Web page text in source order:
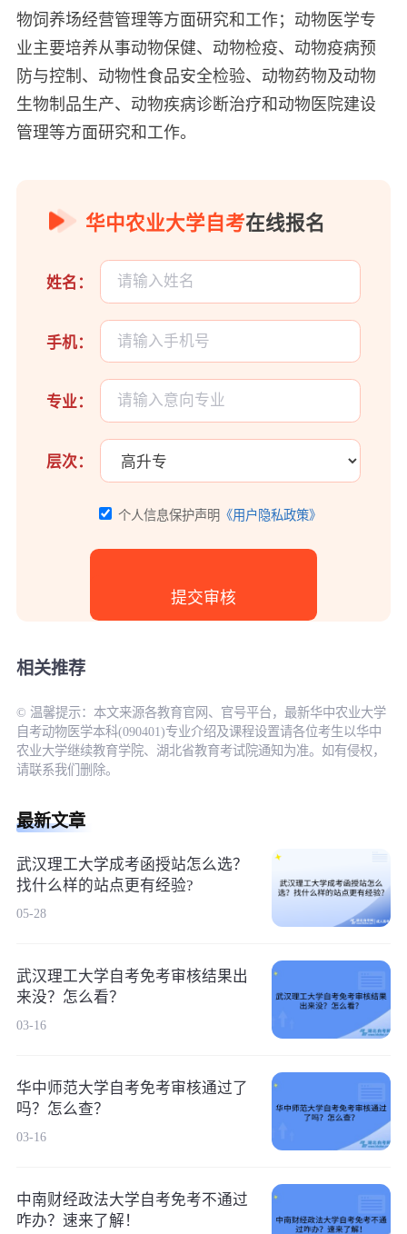
物饲养场经营管理等方面研究和工作；动物医学专
业主要培养从事动物保健、动物检疫、动物疫病预
防与控制、动物性食品安全检验、动物药物及动物
生物制品生产、动物疾病诊断治疗和动物医院建设
管理等方面研究和工作。
华中农业大学自考在线报名
姓名：
手机：
专业：
层次：
个人信息保护声明 《用户隐私政策》
相关推荐
© 温馨提示：本文来源各教育官网、官号平台，最新华中农业大学
自考动物医学本科(090401)专业介绍及课程设置请各位考生以华中
农业大学继续教育学院、湖北省教育考试院通知为准。如有侵权，
请联系我们删除。
最新文章
武汉理工大学成考函授站怎么选？
找什么样的站点更有经验?
05-28
武汉理工大学自考免考审核结果出
来没？怎么看？
03-16
华中师范大学自考免考审核通过了
吗？怎么查？
03-16
中南财经政法大学自考免考不通过
咋办？速来了解！